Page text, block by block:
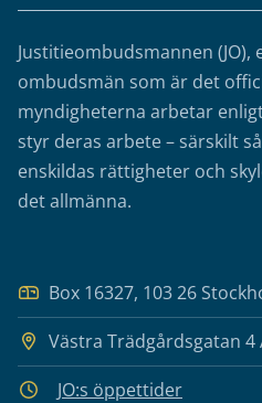
Justitieombudsmannen (JO),
ombudsmän som är det
myndigheterna arbetar
styr deras arbete – särskilt
enskildas rättigheter och
det allmänna.
Box 16327, 103 26
Västra Trädgårdsgatan 4
JO:s öppettider